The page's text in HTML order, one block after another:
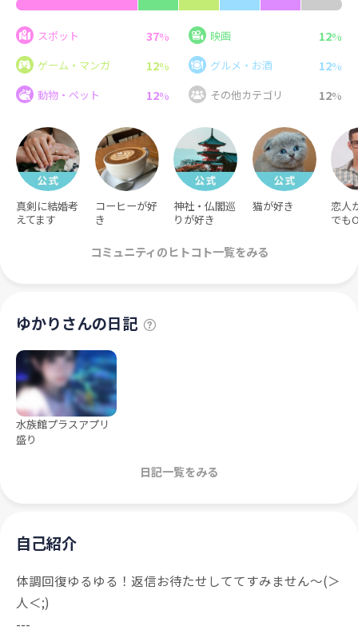
スポット 37% 映画 12%
ゲーム・マンガ
12% グルメ・お酒 12%
動物・ペット
12% その他カテゴリ 12%
真剣に結婚考
えてます
コーヒーが好
き
神社・仏閣巡
りが好き
猫が好き
恋人
でも
コミュニティのヒトコト一覧をみる
ゆかりさんの日記
水族館プラスアプリ
盛り
日記一覧をみる
自己紹介
体調回復ゆるゆる！返信お待たせしててすみません〜(＞
人＜;)
---